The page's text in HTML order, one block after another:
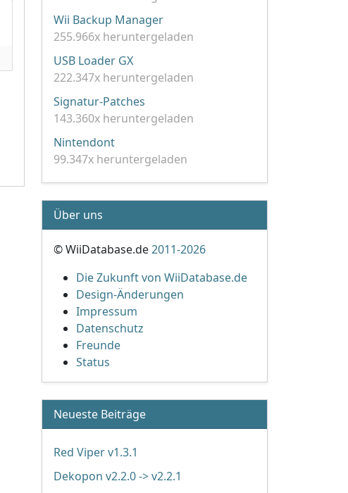
Wii Backup Manager
255.966x heruntergeladen
USB Loader GX
222.347x heruntergeladen
Signatur-Patches
143.360x heruntergeladen
Nintendont
99.347x heruntergeladen
Über uns
© WiiDatabase.de2011-2026
Die Zukunft von WiiDatabase.de
Design-Änderungen
Impressum
Datenschutz
Freunde
Status
Neueste Beiträge
Red Viper v1.3.1
Dekopon v2.2.0 -> v2.2.1